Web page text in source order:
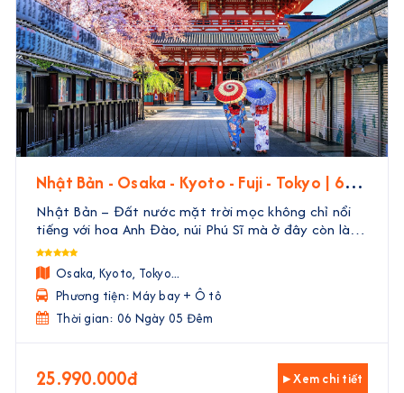
Nhật Bản - Osaka - Kyoto - Fuji - Tokyo | 6
Ngày 5 Đêm
Nhật Bản – Đất nước mặt trời mọc không chỉ nổi
tiếng với hoa Anh Đào, núi Phú Sĩ mà ở đây còn là
một nền văn hóa đặc sắc, đa dạng có lịch sử hàng
ngàn năm. Con người Nhật bản nổi tiếng với tinh
thần ...
Osaka, Kyoto, Tokyo...
Phương tiện: Máy bay + Ô tô
Thời gian: 06 Ngày 05 Đêm
25.990.000đ ▸ Xem chi tiết